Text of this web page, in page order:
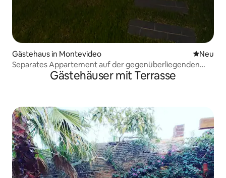
Gästehaus in Montevideo Neue
Neu
Separates Appartement auf der gegenüberliegenden
Gästehäuser mit Terrasse